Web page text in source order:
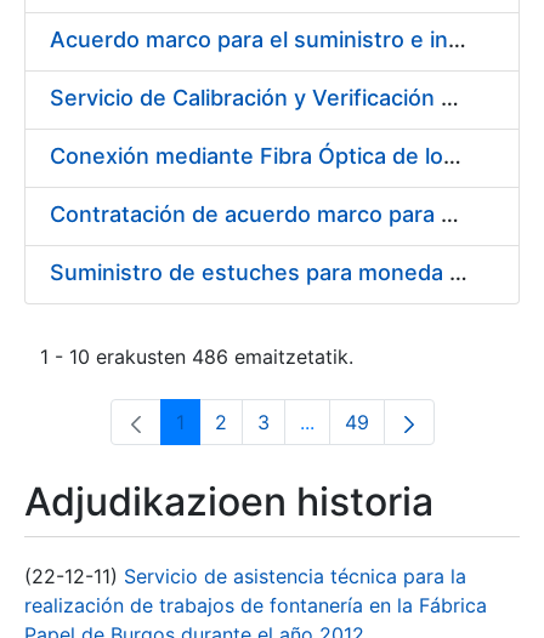
Acuerdo marco para el suministro e instalación de persianas, estores y otros complementos
Servicio de Calibración y Verificación Externa de los Equipos de Medición del Servicio de Prevención de la FNMT-RCM
Conexión mediante Fibra Óptica de los Centros de Proceso de Datos (CPDs) de las sedes de la FNMT-RCM de Burgos y Madrid
Contratación de acuerdo marco para el Suministro de Material de Electricidad para la Fábrica Nacional de Moneda y Timbre-Real Casa de la Moneda en su centro de trabajo de Burgos
Suministro de estuches para moneda de 30 €
1 - 10 erakusten 486 emaitzetatik.
Orrialdea
1 Orrialdea
2 Orrialdea
3 ...Intermediate Pages Use
Orrialdea
49
Adjudikazioen historia
(22-12-11) Servicio de asistencia técnica para la
realización de trabajos de fontanería en la Fábrica